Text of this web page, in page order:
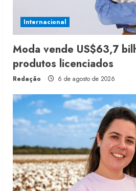
Internacional
Moda vende US$63,7
produtos licenciados
Redação 6 de agosto de 2026